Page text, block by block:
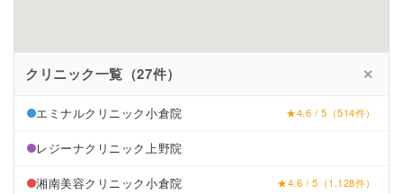
クリニック一覧（27件） ✕
エミナルクリニック小倉院 ★4.6 / 5（514件）
レジーナクリニック上野院
湘南美容クリニック小倉院 ★4.6 / 5（1,128件）